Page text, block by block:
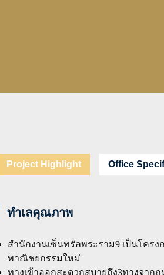
Project Highlight Office
ทำเลคุณภาพ
สำนักงานเซ็นทรัลพระราม9 เป็นโคร
พาณิชยกรรมใหม่
ทางเข้าออกสะดวกสบายถึง3ทางจาก